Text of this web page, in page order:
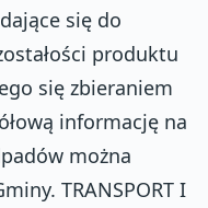
się do
produktu
się zbieraniem
informację na
można
TRANSPORT I